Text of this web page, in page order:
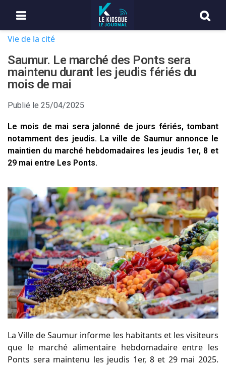
Vie de la cité
Saumur. Le marché des Ponts sera
maintenu durant les jeudis fériés du
mois de mai
Publié le 25/04/2025
Le mois de mai sera jalonné de jours fériés, tombant
notamment des jeudis. La ville de Saumur annonce le
maintien du marché hebdomadaires les jeudis 1er, 8 et
29 mai entre Les Ponts.
La Ville de Saumur informe les habitants et les visiteurs
que le marché alimentaire hebdomadaire entre les
Ponts sera maintenu les jeudis 1er, 8 et 29 mai 2025.